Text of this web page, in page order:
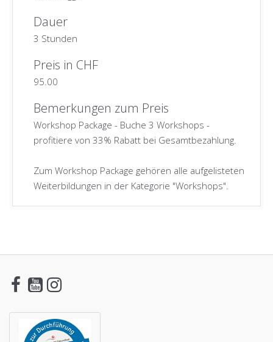
Dauer
3 Stunden
Preis in CHF
95.00
Bemerkungen zum Preis
Workshop Package - Buche 3 Workshops -
profitiere von 33% Rabatt bei Gesamtbezahlung.
Zum Workshop Package gehören alle aufgelisteten
Weiterbildungen in der Kategorie "Workshops".